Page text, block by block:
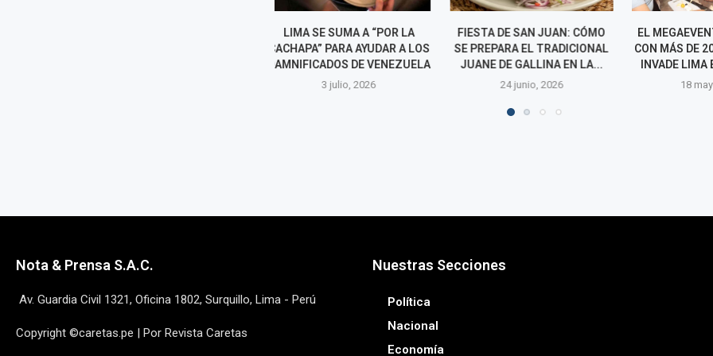
FIESTA DE SAN JUAN: CÓMO
SE PREPARA EL TRADICIONAL
JUANE DE GALLINA EN LA...
24 junio, 2026
EL MEGAEVENTO DEL QUESO
CON MÁS DE 200 STANDS QUE
INVADE LIMA ESTA SEMANA
18 mayo, 2026
CHEF
SOBRE
NACIONAL:
PERUANA